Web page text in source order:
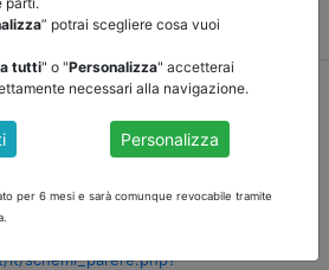
VEDI TUTTE
/torna indietro
schemi_parere.php?
” potrai scegliere cosa vuoi
tutti" o "Personalizza" accetterai
necessari alla navigazione.
Personalizza
per 6 mesi e sarà comunque revocabile tramite